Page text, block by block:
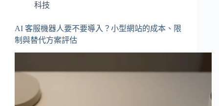
科技
AI 客服機器人要不要導入？小型網站的成本、限
制與替代方案評估